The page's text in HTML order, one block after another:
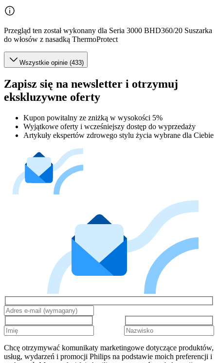
Przegląd ten został wykonany dla Seria 3000 BHD360/20 Suszarka
do włosów z nasadką ThermoProtect
Wszystkie opinie (433)
Zapisz się na newsletter i otrzymuj
ekskluzywne oferty
Kupon powitalny ze zniżką w wysokości 5%
Wyjątkowe oferty i wcześniejszy dostęp do wyprzedaży
Artykuły ekspertów zdrowego stylu życia wybrane dla Ciebie
Chcę otrzymywać komunikaty marketingowe dotyczące produktów,
usług, wydarzeń i promocji Philips na podstawie moich preferencji i